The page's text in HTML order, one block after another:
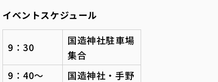
イベントスケジュール
9：30
国造神社駐車場
集合
9：40～
国造神社・手野